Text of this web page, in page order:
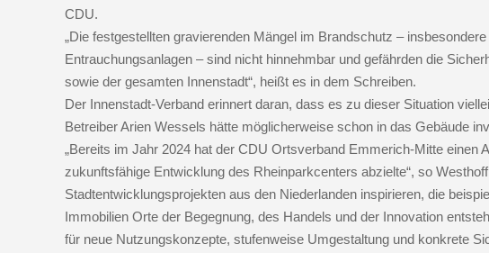
CDU.
„Die festgestellten gravierenden Mängel im Brandschutz –
Entrauchungsanlagen – sind nicht hinnehmbar und gefährden die
sowie der gesamten Innenstadt“, heißt es in dem Schreiben.
Der Innenstadt-Verband erinnert daran, dass es zu dieser Situation
Betreiber Arien Wessels hätte möglicherweise schon in das Gebäude
„Bereits im Jahr 2024 hat der CDU Ortsverband Emmerich-Mitte einen
zukunftsfähige Entwicklung des Rheinparkcenters abzielte“, so
Stadtentwicklungsprojekten aus den Niederlanden inspirieren, die
Immobilien Orte der Begegnung, des Handels und der Innovation
für neue Nutzungskonzepte, stufenweise Umgestaltung und konkrete